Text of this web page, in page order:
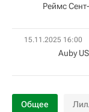
Реймс
15.11.2025 16:00
Auby US
Общее